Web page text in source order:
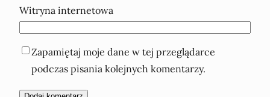
Witryna internetowa
Zapamiętaj moje dane w tej przeglądarce
podczas pisania kolejnych komentarzy.